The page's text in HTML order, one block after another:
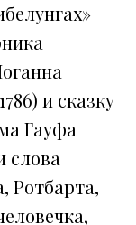
и сказку
Гауфа
слова
Ротбарта,